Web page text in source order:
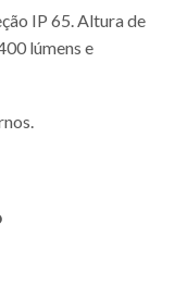
IP 65. Altura de
lúmens e